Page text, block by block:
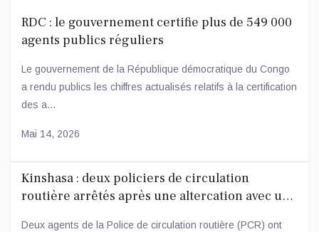
RDC : le gouvernement certifie plus de 549 000
agents publics réguliers
Le gouvernement de la République démocratique du Congo
a rendu publics les chiffres actualisés relatifs à la certification
des a...
Mai 14, 2026
Kinshasa : deux policiers de circulation
routière arrêtés après une altercation avec un
Deux agents de la Police de circulation routière (PCR) ont